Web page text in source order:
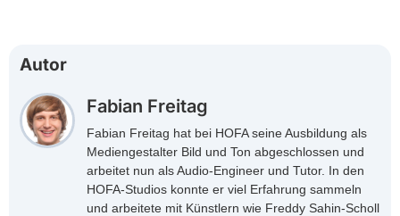
Autor
Fabian Freitag
Fabian Freitag hat bei HOFA seine Ausbildung als
Mediengestalter Bild und Ton abgeschlossen und
arbeitet nun als Audio-Engineer und Tutor. In den
HOFA-Studios konnte er viel Erfahrung sammeln
und arbeitete mit Künstlern wie Freddy Sahin-Scholl